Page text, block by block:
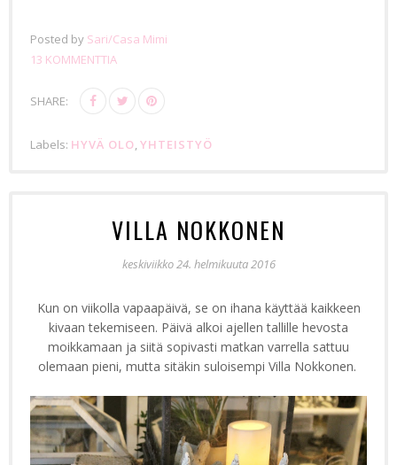
Posted by Sari/Casa Mimi
13 KOMMENTTIA
SHARE:
Labels: HYVÄ OLO YHTEISTYÖ
VILLA NOKKONEN
keskiviikko 24. helmikuuta 2016
Kun on viikolla vapaapäivä, se on ihana käyttää kaikkeen
kivaan tekemiseen. Päivä alkoi ajellen tallille hevosta
moikkamaan ja siitä sopivasti matkan varrella sattuu
olemaan pieni, mutta sitäkin suloisempi Villa Nokkonen.